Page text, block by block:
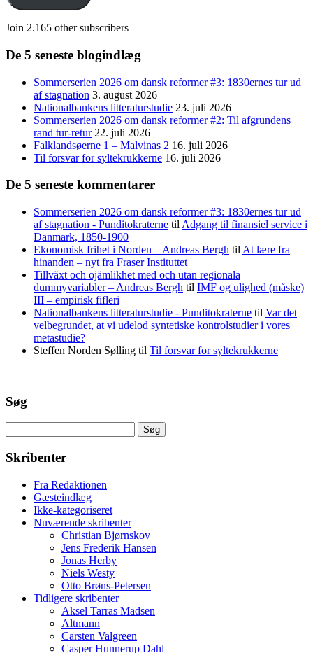
Join 2.165 other subscribers
De 5 seneste blogindlæg
Sommerserien 2026 om dansk reformer #3: 1830ernes tur ud
af stagnation 3. august 2026
Nationalbankens litteraturstudie 23. juli 2026
Sommerserien 2026 om dansk reformer #2: Til afgrundens
rand tur-retur 22. juli 2026
Falklandsøerne 1 – Malvinas 2 16. juli 2026
Til forsvar for syltekrukkerne 16. juli 2026
De 5 seneste kommentarer
Sommerserien 2026 om dansk reformer #3: 1830ernes tur ud
af stagnation - Punditokraterne til Adgang til finansiel service i
Danmark, 1850-1900
Ekonomisk frihet i Norden – Andreas Bergh til At lære fra
hinanden – nyt fra Fraser Instituttet
Tillväxt och ojämlikhet med och utan regionala
dummyvariabler – Andreas Bergh til IMF og ulighed (måske)
III – empirisk fifleri
Nationalbankens litteraturstudie - Punditokraterne til Var det
velbegrundet, at vi udelod syntetiske kontrolstudier i vores
metastudie?
Steffen Norden Sølling til Til forsvar for syltekrukkerne
Søg
efter:
Skribenter
Fra Redaktionen
Gæsteindlæg
Ikke-kategoriseret
Nuværende skribenter
Christian Bjørnskov
Jens Frederik Hansen
Jonas Herby
Niels Westy
Otto Brøns-Petersen
Tidligere skribenter
Aksel Tarras Madsen
Altmann
Carsten Valgreen
Casper Hunnerup Dahl